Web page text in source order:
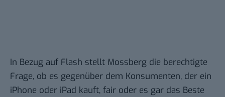
In Bezug auf Flash stellt Mossberg die berechtigte
Frage, ob es gegenüber dem Konsumenten, der ein
iPhone oder iPad kauft, fair oder es gar das Beste